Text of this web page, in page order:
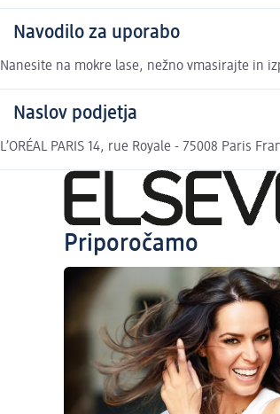
Navodilo za uporabo
Nanesite na mokre lase, nežno vmasirajte in
Naslov podjetja
L’ORÉAL PARIS 14, rue Royale - 75008 Paris
Priporočamo